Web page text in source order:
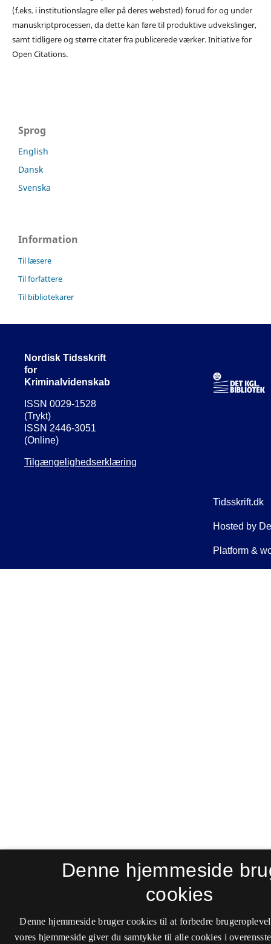
(f.eks. i institutionslagre eller på deres websted) forud for og under
manuskriptprocessen, da dette kan føre til produktive udvekslinger,
samt tidligere og større citater fra publicerede værker. Initiative for
Open Citations.
Sprog
English
Dansk
Svenska
Information
Til læsere
Til forfattere
Til bibliotekarer
Nordisk Tidsskrift
for
Kriminalvidenskab
ISSN 0029-1528
(Trykt)
ISSN 2446-3051
(Online)
Tilgængelighedserklæring
Denne hjemmeside
cookies
Denne hjemmeside bruger cookies til at forbedre
vores hjemmeside giver du samtykke til alle cookies i